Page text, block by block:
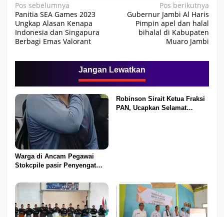
N
a
v
g
s
p
o
s
Pos sebelumnya
Panitia SEA Games 2023
Ungkap Alasan Kenapa
Indonesia dan Singapura
Berbagi Emas Valorant
Pos berikutnya
Gubernur Jambi Al Haris
Pimpin apel dan halal
bihalal di Kabupaten
Muaro Jambi
Jangan Lewatkan
Warga di Ancam Pegawai
Stokcpile pasir Penyengat
Robinson Sirait Ketua Fraksi
PAN, Ucapkan Selamat